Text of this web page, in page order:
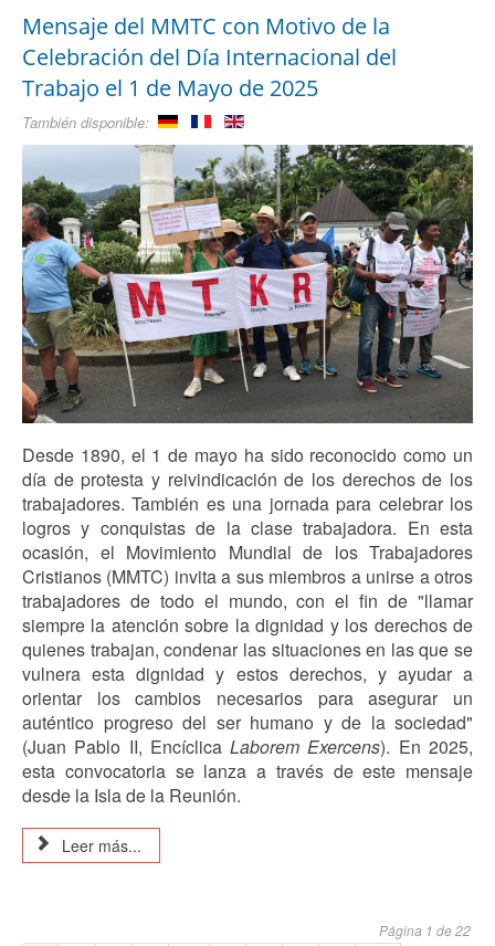
Mensaje del MMTC con Motivo de la
Celebración del Día Internacional del
Trabajo el 1 de Mayo de 2025
También disponible:
Desde 1890, el 1 de mayo ha sido reconocido como un
día de protesta y reivindicación de los derechos de los
trabajadores. También es una jornada para celebrar los
logros y conquistas de la clase trabajadora. En esta
ocasión, el Movimiento Mundial de los Trabajadores
Cristianos (MMTC) invita a sus miembros a unirse a otros
trabajadores de todo el mundo, con el fin de "llamar
siempre la atención sobre la dignidad y los derechos de
quienes trabajan, condenar las situaciones en las que se
vulnera esta dignidad y estos derechos, y ayudar a
orientar los cambios necesarios para asegurar un
auténtico progreso del ser humano y de la sociedad"
(Juan Pablo II, EncíclicaLaborem Exercens). En 2025,
esta convocatoria se lanza a través de este mensaje
desde la Isla de la Reunión.
Leer más...
Página 1 de 22